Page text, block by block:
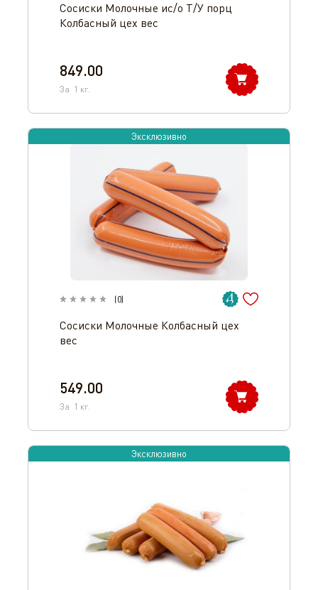
Сосиски Молочные ис/о Т/У порц
Колбасный цех вес
849.00
За 1 кг.
Эксклюзивно
(0)
Сосиски Молочные Колбасный цех
вес
549.00
За 1 кг.
Эксклюзивно